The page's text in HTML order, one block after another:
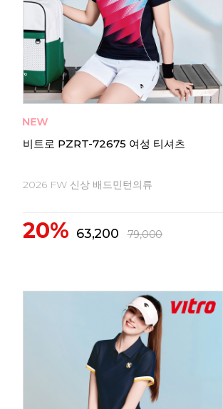
비트로 RT-62665 남성 티셔츠
2026 FW 신상 배드민턴의류
20% 63,200 79,000